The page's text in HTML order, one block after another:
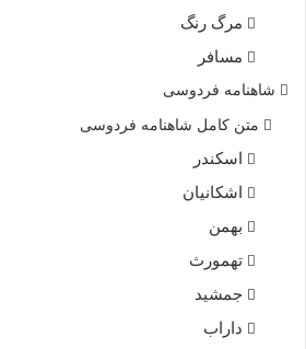
مرگ رنگ
مسافر
شاهنامه فردوسی
متن کامل شاهنامه فردوسی
اسکندر
اشکانیان
بهمن
تهمورث
جمشید
داراب